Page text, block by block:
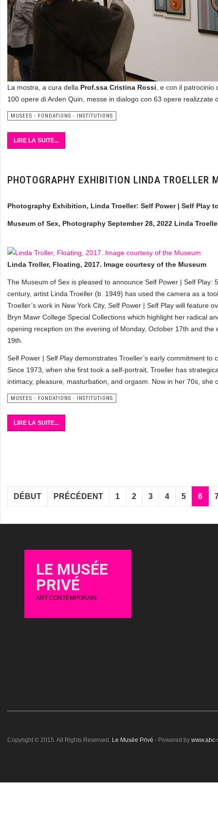
La mostra, a cura della Prof.ssa Cristina Rossi , e con il patrocinio
100 opere di Arden Quin, messe in dialogo con 63 opere realizzate
MUSEES - FONDATIONS - INSTITUTIONS
LIRE LA SUITE...
PHOTOGRAPHY EXHIBITION LINDA TROELLER
Photography Exhibition, Linda Troeller: Self Power | Self Play
Museum of Sex, Photography September 28, 2022 Linda
Linda Troller, Floating, 2017. Image courtesy of the Museum
The Museum of Sex is pleased to announce Self Power | Self
century, artist Linda Troeller (b. 1949) has used the camera as a
Troeller’s work in New York City, Self Power | Self Play will feature
Bryn Mawr College Special Collections which highlight her radical
opening reception on the evening of Monday, October 17th and
19th.
Self Power | Self Play demonstrates Troeller’s early commitment
Since 1973, when she first took a self-portrait, Troeller has
intimacy, pleasure, masturbation, and orgasm. Now in her 70s,
MUSEES - FONDATIONS - INSTITUTIONS
LIRE LA SUITE...
DÉBUT PRÉCÉDENT 1 2 3 4 5 6
LE MUSÉE
PRIVÉ
ART CONTEMPORAIN
Copyright © 2015. All Rights Reserved. Le Musée Privé - Powered by